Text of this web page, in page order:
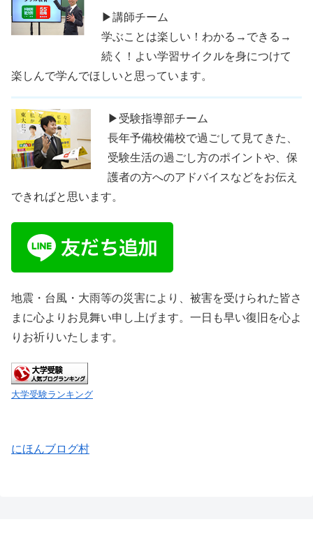
▶講師チーム
学ぶことは楽しい！わかる→できる→
続く！よい学習サイクルを身につけて
楽しんで学んでほしいと思っています。
▶受験指導部チーム
長年予備校備校で過ごして見てきた、
受験生活の過ごし方のポイントや、保
護者の方へのアドバイスなどをお伝え
できればと思います。
地震・台風・大雨等の災害により、被害を受けられた皆さ
まに心よりお見舞い申し上げます。一日も早い復旧を心よ
りお祈りいたします。
大学受験ランキング
にほんブログ村